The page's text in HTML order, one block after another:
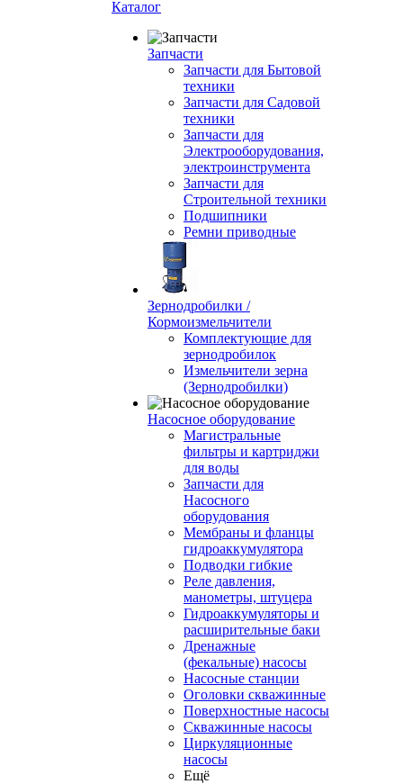
Каталог
Запчасти
Запчасти для Бытовой
техники
Запчасти для Садовой
техники
Запчасти для
Электрооборудования,
электроинструмента
Запчасти для
Строительной техники
Подшипники
Ремни приводные
Зернодробилки /
Кормоизмельчители
Комплектующие для
зернодробилок
Измельчители зерна
(Зернодробилки)
Насосное оборудование
Магистральные
фильтры и картриджи
для воды
Запчасти для
Насосного
оборудования
Мембраны и фланцы
гидроаккумулятора
Подводки гибкие
Реле давления,
манометры, штуцера
Гидроаккумуляторы и
расширительные баки
Дренажные
(фекальные) насосы
Насосные станции
Оголовки скважинные
Поверхностные насосы
Скважинные насосы
Циркуляционные
насосы
Ещё